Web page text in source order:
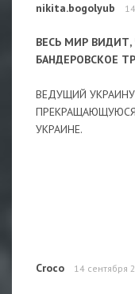
nikita.bogolyub
ВЕСЬ МИР
БАНДЕРОВСКОЕ
ВЕДУЩИЙ УКРАИНУ
УКРАИНЕ.
Croco 14 сентября